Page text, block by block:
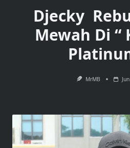
Djecky
Mewah Di “
MrMB